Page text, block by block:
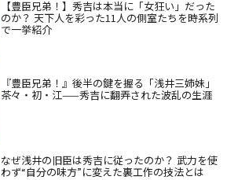
【豊臣兄弟！】秀吉は本当に「女狂い」だった
のか？ 天下人を彩った11人の側室たちを時系列
で一挙紹介
『豊臣兄弟！』後半の鍵を握る「浅井三姉妹」
茶々・初・江——秀吉に翻弄された波乱の生涯
なぜ浅井の旧臣は秀吉に従ったのか？ 武力を使
わず“自分の味方”に変えた裏工作の技法とは